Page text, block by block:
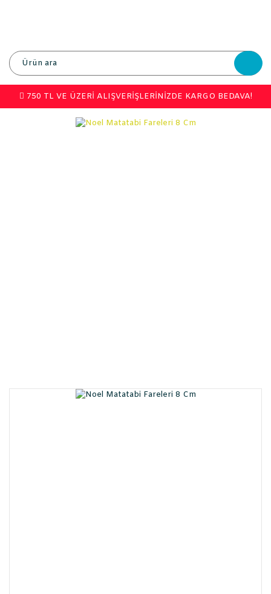
750 TL VE ÜZERİ ALIŞVERİŞLERİNİZDE KARGO BEDAVA!